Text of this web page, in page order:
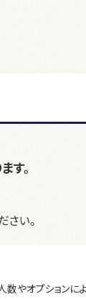
す。
い。
やオプションによ